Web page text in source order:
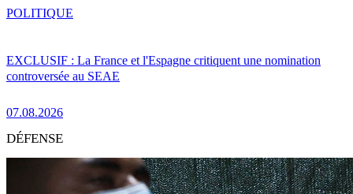
EXCLUSIF : La France et l'Espagne critiquent une nomination
controversée au SEAE
07.08.2026
POLITIQUE
DÉFENSE